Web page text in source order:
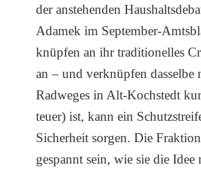
der anstehenden
Adamek im September-
knüpfen an ihr traditionelles
an – und verknüpfen
Radweges in Alt-Kochstedt
teuer) ist, kann ein
Sicherheit sorgen. Die
gespannt sein, wie sie die